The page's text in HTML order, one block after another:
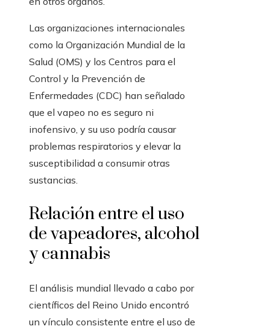
Las organizaciones internacionales
como la Organización Mundial de la
Salud (OMS) y los Centros para el
Control y la Prevención de
Enfermedades (CDC) han señalado
que el vapeo no es seguro ni
inofensivo, y su uso podría causar
problemas respiratorios y elevar la
susceptibilidad a consumir otras
sustancias.
Relación entre el uso
de vapeadores, alcohol
y cannabis
El análisis mundial llevado a cabo por
científicos del Reino Unido encontró
un vínculo consistente entre el uso de